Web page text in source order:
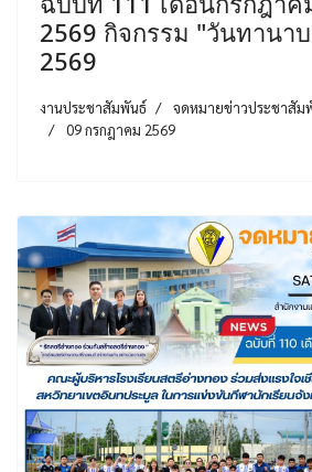
2569 กิจกรรม "วันทานา
2569
งานประชาสัมพันธ์
จดหมายข่าวประชาสัม
09 กรกฎาคม 2569